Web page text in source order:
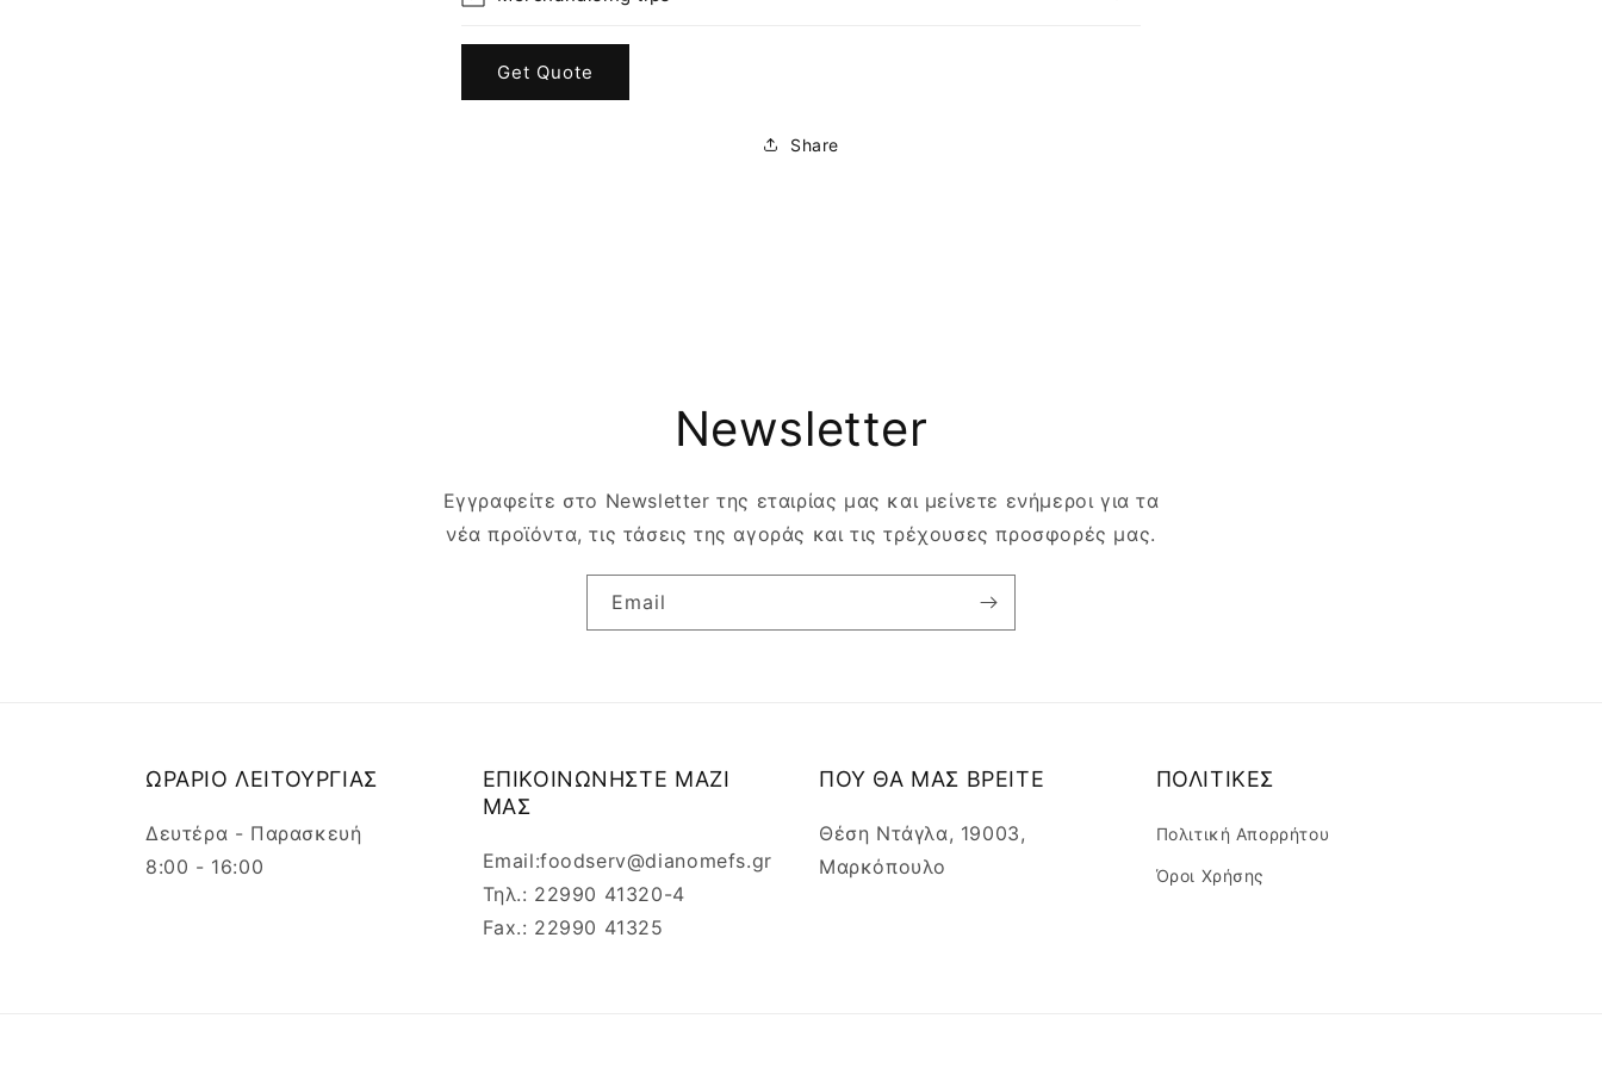
Get Quote
Share
Newsletter
Εγγραφείτε στο Newsletter της εταιρίας μας και μείνετε ενήμεροι για τα
νέα προϊόντα, τις τάσεις της αγοράς και τις τρέχουσες προσφορές μας.
Email
ΩΡΑΡΙΟ ΛΕΙΤΟΥΡΓΙΑΣ
Δευτέρα - Παρασκευή
8:00 - 16:00
ΕΠΙΚΟΙΝΩΝΗΣΤΕ ΜΑΖΙ
ΜΑΣ
Email:foodserv@dianomefs.gr
Τηλ.: 22990 41320-4
Fax.: 22990 41325
ΠΟΥ ΘΑ ΜΑΣ ΒΡΕΙΤΕ
Θέση Ντάγλα, 19003,
Μαρκόπουλο
ΠΟΛΙΤΙΚΕΣ
Πολιτική Απορρήτου
Όροι Χρήσης